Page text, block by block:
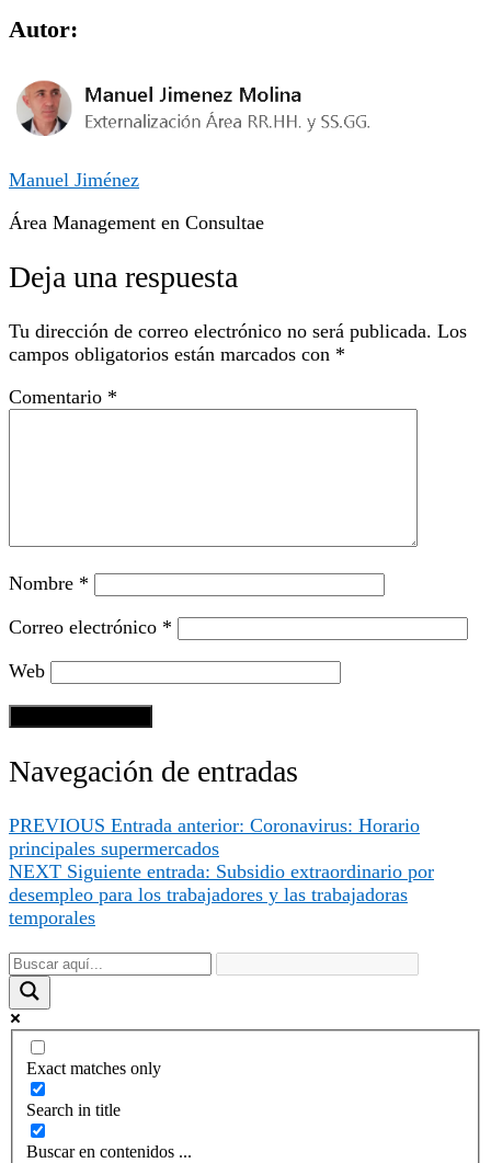
Autor:
Manuel Jiménez
Área Management en Consultae
Deja una respuesta
Tu dirección de correo electrónico no será publicada. Los
campos obligatorios están marcados con *
Comentario *
Nombre *
Correo electrónico *
Web
Navegación de entradas
PREVIOUS Entrada anterior: Coronavirus: Horario
principales supermercados
NEXT Siguiente entrada: Subsidio extraordinario por
desempleo para los trabajadores y las trabajadoras
temporales
Exact matches only
Search in title
Buscar en contenidos ...